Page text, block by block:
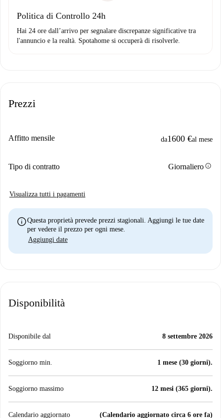
Politica di Controllo 24h
Hai 24 ore dall’arrivo per segnalare discrepanze significative tra
l'annuncio e la realtà. Spotahome si occuperà di risolverle.
Prezzi
Affitto mensile da1600 €al mese
Tipo di contratto Giornalieroinfo
Visualizza tutti i pagamenti
infoQuesta proprietà prevede prezzi stagionali. Aggiungi le tue date
per vedere il prezzo per ogni mese.
Aggiungi date
Disponibilità
Disponibile dal 8 settembre 2026
Soggiorno min. 1 mese (30 giorni).
Soggiorno massimo 12 mesi (365 giorni).
Calendario aggiornato (Calendario aggiornato circa 6 ore fa)